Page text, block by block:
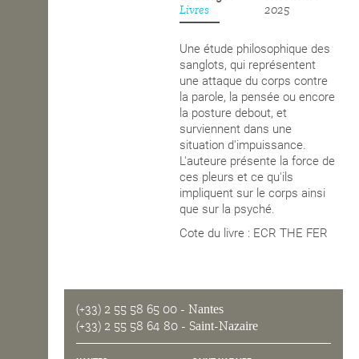
Livres
2025
Une étude philosophique des
sanglots, qui représentent
une attaque du corps contre
la parole, la pensée ou encore
la posture debout, et
surviennent dans une
situation d'impuissance.
L'auteure présente la force de
ces pleurs et ce qu'ils
impliquent sur le corps ainsi
que sur la psyché.
Cote du livre : ECR THE FER
(+33) 2 55 58 65 00 - Nantes
(+33) 2 55 58 64 80 - Saint-Nazaire